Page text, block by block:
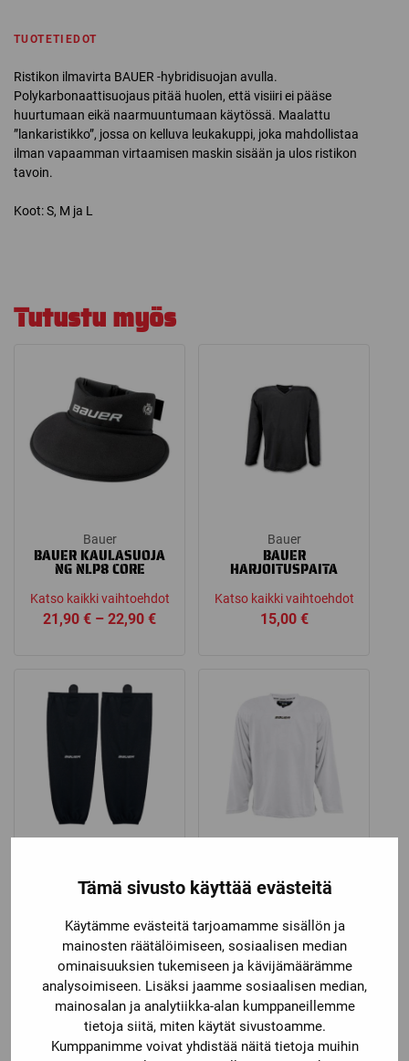
Tämä sivusto käyttää evästeitä
Käytämme evästeitä tarjoamamme sisällön ja
mainosten räätälöimiseen, sosiaalisen median
ominaisuuksien tukemiseen ja kävijämäärämme
analysoimiseen. Lisäksi jaamme sosiaalisen median,
mainosalan ja analytiikka-alan kumppaneillemme
tietoja siitä, miten käytät sivustoamme.
Kumppanimme voivat yhdistää näitä tietoja muihin
TUOTETIEDOT
Ristikon ilmavirta BAUER -hybridisuojan avulla.
Polykarbonaattisuojaus pitää huolen, että visiiri ei pääse
huurtumaan eikä naarmuuntumaan käytössä. Maalattu
”lankaristikko”, jossa on kelluva leukakuppi, joka mahdollistaa
ilman vapaamman virtaamisen maskin sisään ja ulos ristikon
tavoin.
Koot: S, M ja L
Tutustu myös
Bauer
BAUER KAULASUOJA
NG NLP8 CORE
Katso kaikki vaihtoehdot
21,90€ – 22,90€Price
Bauer
BAUER
HARJOITUSPAITA
Katso kaikki vaihtoehdot
15,00 €
BAUER
SÄÄRISUOJASUKKA
Katso kaikki vaihtoehdot
26,90 – 30,90
Price
range:
26,90 €
through
30,90 €
BAUER
HARJOITUSPAITA CORE
Katso kaikki vaihtoehdot
16,50€